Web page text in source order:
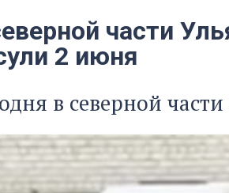
части
2 июня
в северной